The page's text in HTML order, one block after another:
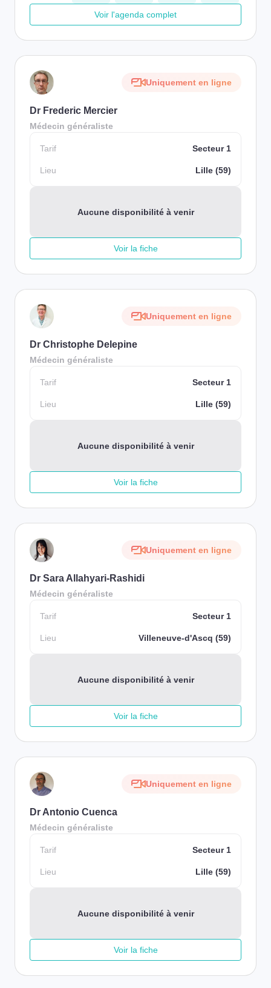
Voir l'agenda complet
Uniquement en ligne
Dr Frederic Mercier
Médecin généraliste
Tarif Secteur 1
Lieu Lille (59)
Aucune disponibilité à venir
Voir la fiche
Uniquement en ligne
Dr Christophe Delepine
Médecin généraliste
Tarif Secteur 1
Lieu Lille (59)
Aucune disponibilité à venir
Voir la fiche
Uniquement en ligne
Dr Sara Allahyari-Rashidi
Médecin généraliste
Tarif Secteur 1
Lieu Villeneuve-d'Ascq (59)
Aucune disponibilité à venir
Voir la fiche
Uniquement en ligne
Dr Antonio Cuenca
Médecin généraliste
Tarif Secteur 1
Lieu Lille (59)
Aucune disponibilité à venir
Voir la fiche